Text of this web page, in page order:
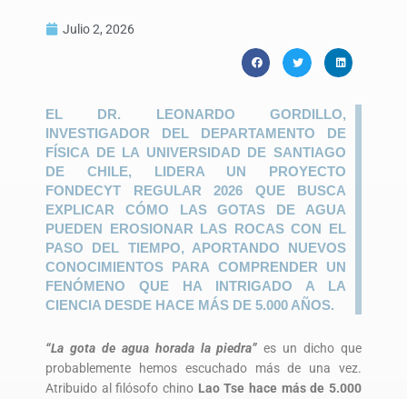
Julio 2, 2026
EL DR. LEONARDO GORDILLO,
INVESTIGADOR DEL DEPARTAMENTO DE
FÍSICA DE LA UNIVERSIDAD DE SANTIAGO
DE CHILE, LIDERA UN PROYECTO
FONDECYT REGULAR 2026 QUE BUSCA
EXPLICAR CÓMO LAS GOTAS DE AGUA
PUEDEN EROSIONAR LAS ROCAS CON EL
PASO DEL TIEMPO, APORTANDO NUEVOS
CONOCIMIENTOS PARA COMPRENDER UN
FENÓMENO QUE HA INTRIGADO A LA
CIENCIA DESDE HACE MÁS DE 5.000 AÑOS.
“La gota de agua horada la piedra” es un dicho que
probablemente hemos escuchado más de una vez.
Atribuido al filósofo chino Lao Tse hace más de 5.000